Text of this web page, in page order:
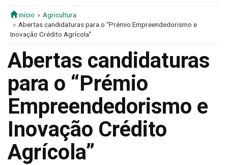
início
Agricultura
Abertas candidaturas para o “Prémio Empreendedorismo e
Inovação Crédito Agrícola”
Abertas candidaturas
para o “Prémio
Empreendedorismo e
Inovação Crédito
Agrícola”